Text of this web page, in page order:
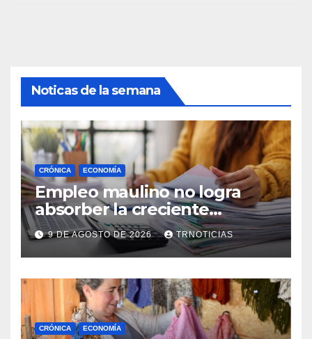
Noticas de la semana
CRÓNICA ECONOMÍA
Empleo maulino no logra
absorber la creciente
demanda por trabajo
9 DE AGOSTO DE 2026 TRNOTICIAS
CRÓNICA ECONOMÍA